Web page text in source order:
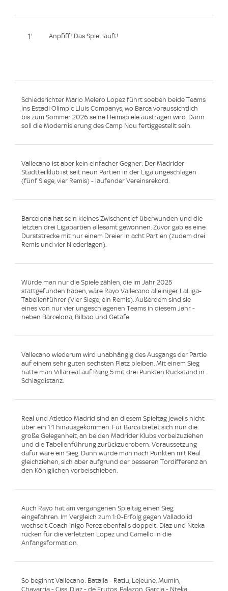
1' Anpfiff! Das Spiel läuft!
Schiedsrichter Mario Melero Lopez führt soeben beide Teams
ins Estadi Olimpic Lluis Companys, wo Barca voraussichtlich
bis zum Sommer 2026 seine Heimspiele austragen wird. Dann
soll die Modernisierung des Camp Nou fertiggestellt sein.
Vallecano ist aber kein einfacher Gegner: Der Madrider
Stadtteilklub ist seit neun Partien in der Liga ungeschlagen
(fünf Siege, vier Remis) - laufender Vereinsrekord.
Barcelona hat sein kleines Zwischentief überwunden und die
letzten drei Ligapartien allesamt gewonnen. Zuvor gab es eine
Durststrecke mit nur einem Dreier in acht Partien (zudem drei
Remis und vier Niederlagen).
Würde man nur die Spiele zählen, die im Jahr 2025
stattgefunden haben, wäre Rayo Vallecano alleiniger LaLiga-
Tabellenführer (Vier Siege, ein Remis). Außerdem sind sie
eines von nur vier ungeschlagenen Teams in diesem Jahr -
neben Barcelona, Bilbao und Getafe.
Vallecano wiederum wird unabhängig des Ausgangs der Partie
auf einem sehr guten sechsten Platz bleiben. Mit einem Sieg
hätte man Villarreal auf Rang 5 mit drei Punkten Rückstand in
Schlagdistanz.
Real und Atletico Madrid sind an diesem Spieltag jeweils nicht
über ein 1:1 hinausgekommen. Für Barca bietet sich nun die
große Gelegenheit, an beiden Madrider Klubs vorbeizuziehen
und die Tabellenführung zurückzuerobern. Voraussetzung
dafür wäre ein Sieg. Dann würde man nach Punkten mit Real
gleichziehen, sich aber aufgrund der besseren Tordifferenz an
den Königlichen vorbeischieben.
Auch Rayo hat am vergangenen Spieltag einen Sieg
eingefahren. Im Vergleich zum 1:0-Erfolg gegen Valladolid
wechselt Coach Inigo Perez ebenfalls doppelt: Diaz und Nteka
rücken für die verletzten Lopez und Camello in die
Anfangsformation.
So beginnt Vallecano: Batalla - Ratiu, Lejeune, Mumin,
Chavarria - Ciss, Diaz - de Frutos, Palazon, Garcia - Nteka.